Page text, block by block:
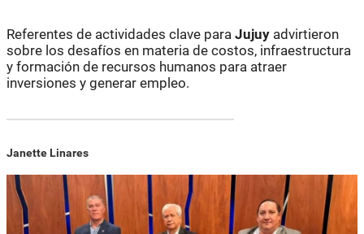
Referentes de actividades clave para Jujuy advirtieron
sobre los desafíos en materia de costos, infraestructura
y formación de recursos humanos para atraer
inversiones y generar empleo.
Janette Linares